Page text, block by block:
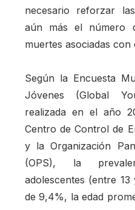
necesario reforzar
aún más el número
muertes asociadas
Según la Encuesta
Jóvenes (Global
realizada en el año
Centro de Control de
y la Organización
(OPS), la
adolescentes (entre
de 9,4%, la edad